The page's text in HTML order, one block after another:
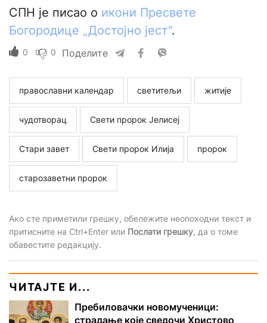
СПН је писао о икони Пресвете
Богородице „Достојно јест“.
0 0 Поделите
православни календар светитељи житије
чудотворац Свети пророк Јелисеј
Стари завет Свети пророк Илија пророк
старозаветни пророк
Ако сте приметили грешку, обележите неопоходни текст и
притисните на Ctrl+Enter или Послати грешку, да о томе
обавестите редакцију.
ЧИТАЈТЕ И...
Пребиловачки новомученици:
страдање које сведочи Христово